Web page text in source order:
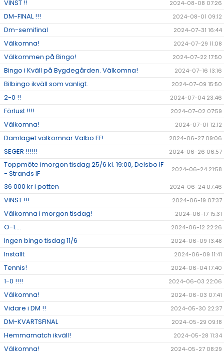
VINST !! 2024-08-08 07:26
DM-FINAL !!! 2024-08-01 09:12
Dm-semifinal 2024-07-31 16:44
Välkomna! 2024-07-29 11:08
Välkommen på Bingo! 2024-07-22 17:50
Bingo i Kväll på Bygdegården. Välkomna! 2024-07-16 13:16
Bilbingo ikväll som vanligt. 2024-07-09 15:50
2-0 !! 2024-07-04 23:46
Förlust !!!! 2024-07-02 07:59
Välkomna! 2024-07-01 12:12
Damlaget välkomnar Valbo FF! 2024-06-27 09:06
SEGER !!!!!! 2024-06-26 06:57
Toppmöte imorgon tisdag 25/6 kl. 19:00, Delsbo IF
- Strands IF
2024-06-24 21:58
36 000 kr i potten 2024-06-24 07:46
VINST !!! 2024-06-19 07:37
Välkomna i morgon tisdag! 2024-06-17 15:31
O-1.... 2024-06-12 22:26
Ingen bingo tisdag 11/6 2024-06-09 13:48
Inställt 2024-06-09 11:41
Tennis! 2024-06-04 17:40
1-0 !!!! 2024-06-03 22:06
Välkomna! 2024-06-03 07:41
Vidare i DM !! 2024-05-30 22:37
DM-KVARTSFINAL 2024-05-29 09:18
Hemmamatch ikväll! 2024-05-28 11:34
Välkomna! 2024-05-27 08:29